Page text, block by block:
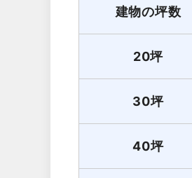
建物の坪数
20坪
30坪
40坪